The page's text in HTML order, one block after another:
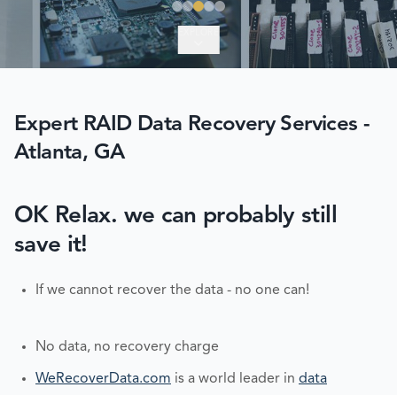
Expert RAID Data Recovery Services -
Atlanta, GA
OK Relax. we can probably still
save it!
If we cannot recover the data - no one can!
No data, no recovery charge
WeRecoverData.com is a world leader in data